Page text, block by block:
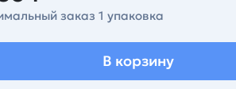
заказ 1 упаковка
В корзину